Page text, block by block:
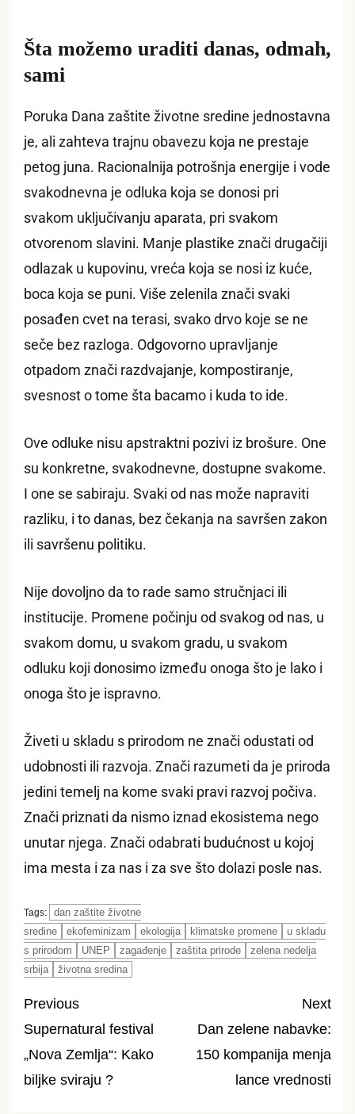
Šta možemo uraditi danas, odmah,
sami
Poruka Dana zaštite životne sredine jednostavna
je, ali zahteva trajnu obavezu koja ne prestaje
petog juna. Racionalnija potrošnja energije i vode
svakodnevna je odluka koja se donosi pri
svakom uključivanju aparata, pri svakom
otvorenom slavini. Manje plastike znači drugačiji
odlazak u kupovinu, vreća koja se nosi iz kuće,
boca koja se puni. Više zelenila znači svaki
posađen cvet na terasi, svako drvo koje se ne
seče bez razloga. Odgovorno upravljanje
otpadom znači razdvajanje, kompostiranje,
svesnost o tome šta bacamo i kuda to ide.
Ove odluke nisu apstraktni pozivi iz brošure. One
su konkretne, svakodnevne, dostupne svakome.
I one se sabiraju. Svaki od nas može napraviti
razliku, i to danas, bez čekanja na savršen zakon
ili savršenu politiku.
Nije dovoljno da to rade samo stručnjaci ili
institucije. Promene počinju od svakog od nas, u
svakom domu, u svakom gradu, u svakom
odluku koji donosimo između onoga što je lako i
onoga što je ispravno.
Živeti u skladu s prirodom ne znači odustati od
udobnosti ili razvoja. Znači razumeti da je priroda
jedini temelj na kome svaki pravi razvoj počiva.
Znači priznati da nismo iznad ekosistema nego
unutar njega. Znači odabrati budućnost u kojoj
ima mesta i za nas i za sve što dolazi posle nas.
Tags:
dan zaštite životne
sredine
ekofeminizam ekologija klimatske promene
u skladu
s prirodom
UNEP zagađenje zaštita prirode
zelena nedelja
srbija
životna sredina
Post
navigation
Previous
Supernatural festival
„Nova Zemlja“: Kako
biljke sviraju ?
Next
Dan zelene nabavke:
150 kompanija menja
lance vrednosti